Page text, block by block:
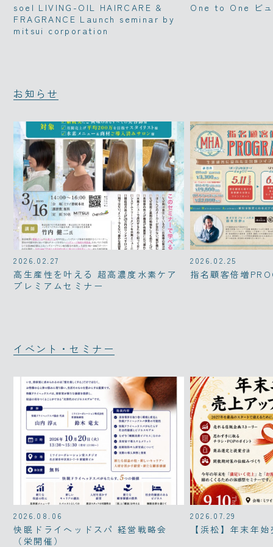
soel LIVING-OIL HAIRCARE &
FRAGRANCE Launch seminar by
mitsui corporation
One to One ビ
お知らせ
2026.02.27
高生産性を叶える 超高濃度水素ケア
プレミアムセミナー
2026.02.25
指名顧客倍増
イベント・セミナー
2026.08.06
快眠ドライヘッドスパ 経営戦略会
（栄開催）
2026.07.29
【浜松】年末年